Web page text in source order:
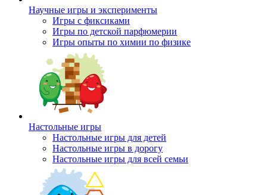
Научные игры и эксперименты
Игры с фиксиками
Игры по детской парфюмерии
Игры опыты по химии по физике
Настольные игры
Настольные игры для детей
Настольные игры в дорогу
Настольные игры для всей семьи